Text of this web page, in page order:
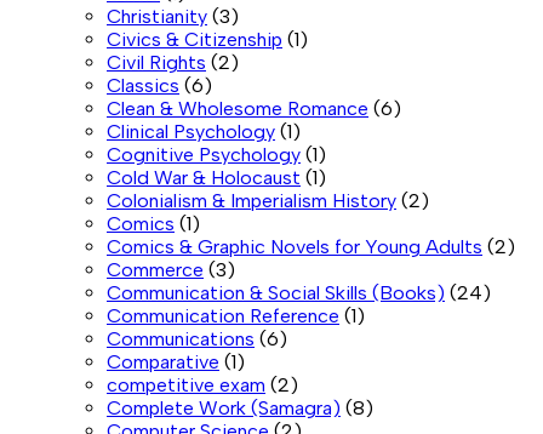
Christianity (3)
Civics & Citizenship (1)
Civil Rights (2)
Classics (6)
Clean & Wholesome Romance (6)
Clinical Psychology (1)
Cognitive Psychology (1)
Cold War & Holocaust (1)
Colonialism & Imperialism History (2)
Comics (1)
Comics & Graphic Novels for Young Adults (2)
Commerce (3)
Communication & Social Skills (Books) (24)
Communication Reference (1)
Communications (6)
Comparative (1)
competitive exam (2)
Complete Work (Samagra) (8)